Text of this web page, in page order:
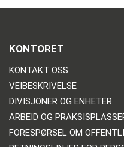
KONTORET
KONTAKT OSS
VEIBESKRIVELSE
DIVISJONER OG ENHETER
ARBEID OG
FORESPØRSEL OM